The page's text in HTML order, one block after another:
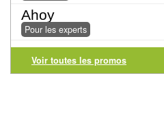
Les
Classiques
Pour
Ahoy
Pour les experts
Voir toutes les promos